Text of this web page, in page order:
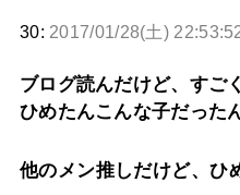
30: 2017/01/28(土)
ブログ読んだけど、すご
ひめたんこんな子だった
他のメン推しだけど、ひ